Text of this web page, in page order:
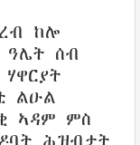
ከሎ
ሰብ
ልዑል
ኣዳም ምስ
ሕዝብታት